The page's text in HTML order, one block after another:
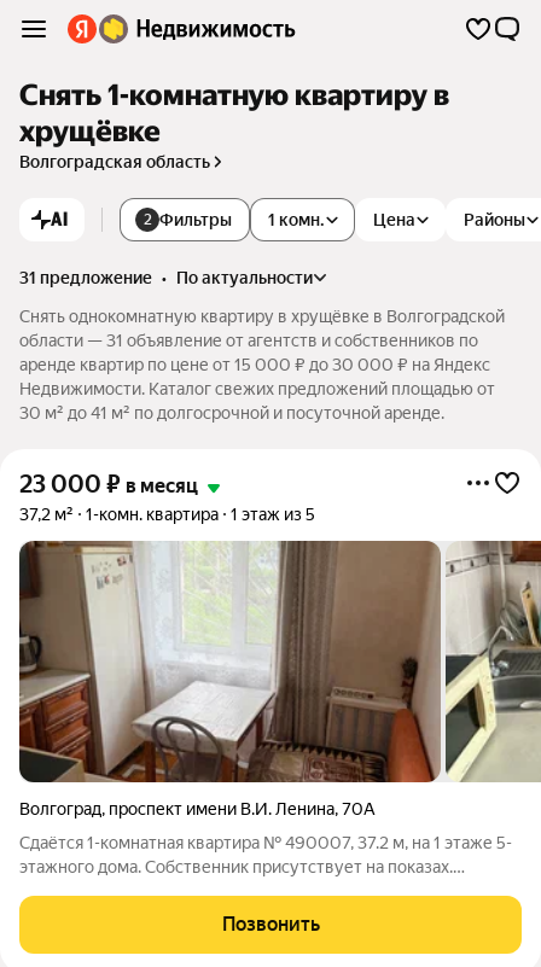
Снять 1-комнатную квартиру в
хрущёвке
Волгоградская область
AI 2 Фильтры Цена
1 комн. Районы
31 предложение •
по актуальности
Снять однокомнатную квартиру в хрущёвке в Волгоградской
области — 31 объявление от агентств и собственников по
аренде квартир по цене от 15 000 ₽ до 30 000 ₽ на Яндекс
Недвижимости. Каталог свежих предложений площадью от
30 м² до 41 м² по долгосрочной и посуточной аренде.
23 000 ₽ в месяц
37,2 м² 1-комн. квартира 1 этаж из 5
Волгоград, проспект имени В.И. Ленина,70А
Сдаётся 1-комнатная квартира № 490007, 37.2 м, на 1 этаже 5-
этажного дома. Собственник присутствует на показах.
оплачиваются отдельно. По условиям проживания: можно с
детьми, можно с питомцами. Из
Позвонить